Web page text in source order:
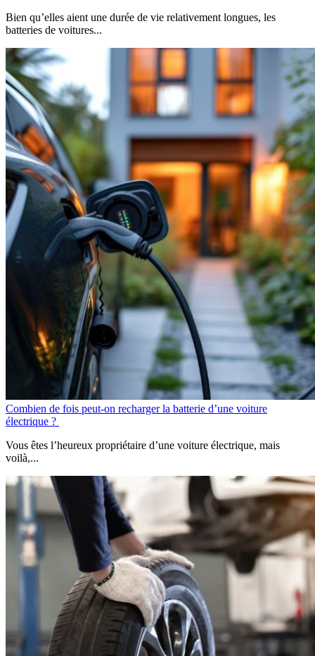
Bien qu’elles aient une durée de vie relativement longues, les
batteries de voitures...
Combien de fois peut-on recharger la batterie d’une voiture​
électrique ?
Vous êtes l’heureux propriétaire d’une voiture électrique, mais
voilà,...